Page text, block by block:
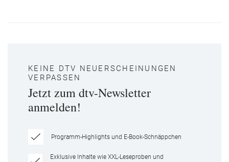
KEINE DTV NEUERSCHEINUNGEN
VERPASSEN
Jetzt zum dtv-Newsletter
anmelden!
Programm-Highlights und E-Book-Schnäppchen
Exklusive Inhalte wie XXL-Leseproben und